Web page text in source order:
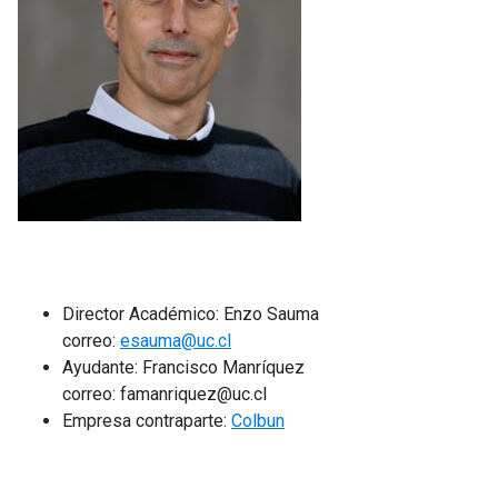
Director Académico: Enzo Sauma
correo: esauma@uc.cl
Ayudante: Francisco Manríquez
correo: famanriquez@uc.cl
Empresa contraparte: Colbun